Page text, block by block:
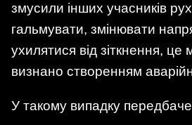
змусили інших учасників
гальмувати, змінювати
ухилятися від зіткнення, це
визнано створенням
У такому випадку